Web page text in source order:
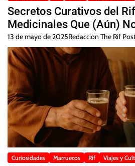
Secretos Curativos del
Medicinales Que (Aún)
13 de mayo de 2025Redaccion The Rif
Curiosidades Marruecos Rif Viajes y